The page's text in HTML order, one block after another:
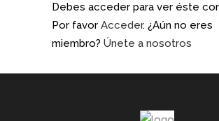
Debes acceder para ver éste
Por favor Acceder. ¿Aún no eres
miembro? Únete a nosotros